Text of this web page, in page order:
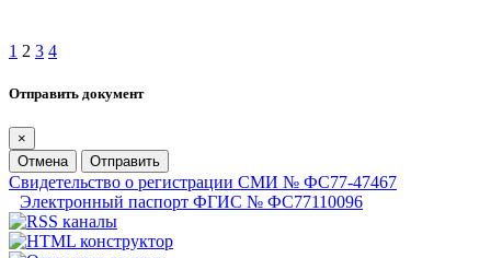
1 2 3 4
Отправить документ
×
Отмена
Отправить
Свидетельство о регистрации СМИ № ФС77-47467
Электронный паспорт ФГИС № ФС77110096